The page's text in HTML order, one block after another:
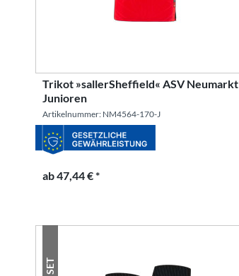
Trikot »sallerSheffield« ASV Neumarkt
Junioren
Artikelnummer: NM4564-170-J
ab 47,44 € *
SET